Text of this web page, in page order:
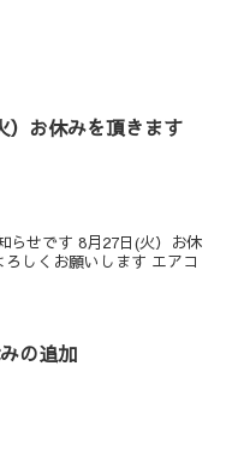
）お休みを頂きます
らせです 8月27日(火）お休
しくお願いします エアコ
の追加